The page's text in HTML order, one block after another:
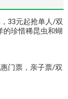
33元起抢单人/双
的珍惜稀昆虫和蝴
门票，亲子票/双